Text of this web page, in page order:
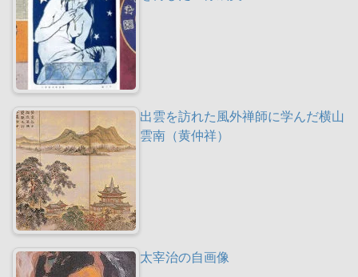
出雲を訪れた風外禅師に学んだ横山
雲南（黄仲祥）
太宰治の自画像